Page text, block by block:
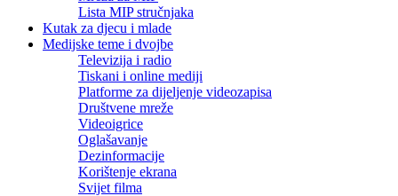
Lista MIP stručnjaka
Kutak za djecu i mlade
Medijske teme i dvojbe
Televizija i radio
Tiskani i online mediji
Platforme za dijeljenje videozapisa
Društvene mreže
Videoigrice
Oglašavanje
Dezinformacije
Korištenje ekrana
Svijet filma